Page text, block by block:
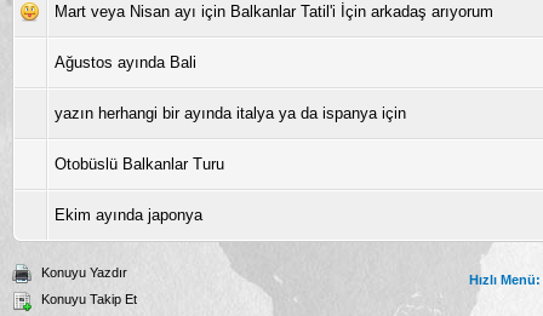
Mart veya Nisan ayı için Balkanlar Tatil'i İçin arkadaş arıyorum
Ağustos ayında Bali
yazın herhangi bir ayında italya ya da ispanya için
Otobüslü Balkanlar Turu
Ekim ayında japonya
Konuyu Yazdır
Konuyu Takip Et
Hızlı Menü: